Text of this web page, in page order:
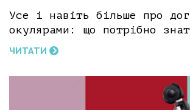
Усе і навіть більше про
окулярами: що потрібно
ЧИТАТИ